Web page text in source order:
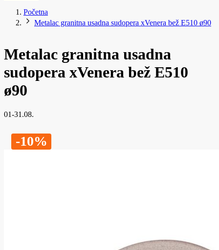
Početna
Metalac granitna usadna sudopera xVenera bež E510 ø90
Metalac granitna usadna
sudopera xVenera bež E510
ø90
01-31.08.
-10%